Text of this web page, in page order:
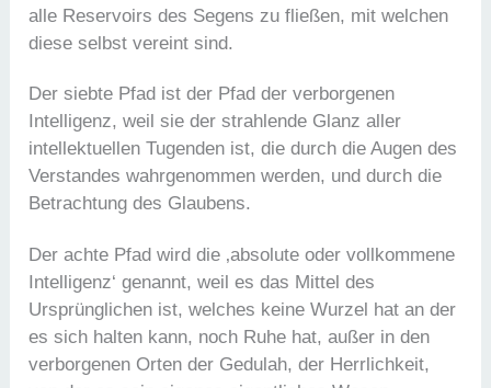
alle Reservoirs des Segens zu fließen, mit welchen
diese selbst vereint sind.
Der siebte Pfad ist der Pfad der verborgenen
Intelligenz, weil sie der strahlende Glanz aller
intellektuellen Tugenden ist, die durch die Augen des
Verstandes wahrgenommen werden, und durch die
Betrachtung des Glaubens.
Der achte Pfad wird die ‚absolute oder vollkommene
Intelligenz‘ genannt, weil es das Mittel des
Ursprünglichen ist, welches keine Wurzel hat an der
es sich halten kann, noch Ruhe hat, außer in den
verborgenen Orten der Gedulah, der Herrlichkeit,